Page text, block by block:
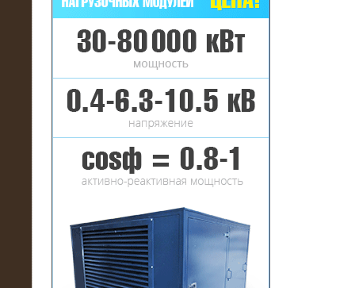
16.01.2017
Аренда нагрузочного комплекса 22
МВт (10 кВ) на газовое
месторождение
17.10.2016
Резистивный высоковольтный
нагрузочный модуль 5 МВт
(напряжение 6/10 кВ)